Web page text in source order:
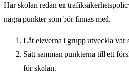
Har skolan redan en
några punkter som bör finnas med.
Låt eleverna i grupp utveckla var
Sätt samman punkterna till ett
för skolan.